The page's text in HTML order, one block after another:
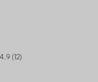
4.9 (12)